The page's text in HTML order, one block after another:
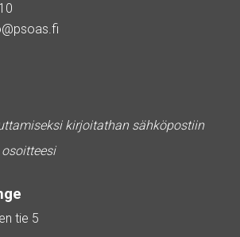
kirjoitathan sähköpostiin
tie 5